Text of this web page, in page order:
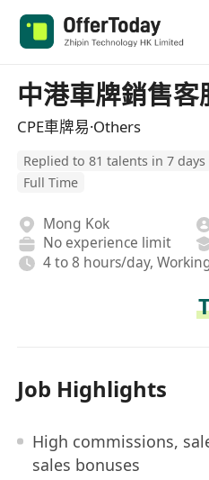
中港車牌銷售客
CPE車牌易·Others
Replied to 81 talents in 7 days
Full Time
Mong Kok
No experience limit
4 to 8 hours/day,
Job Highlights
High commissions,
sales bonuses